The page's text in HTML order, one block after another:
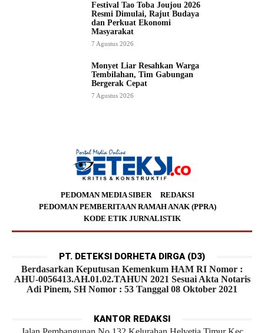
Festival Tao Toba Joujou 2026
Resmi Dimulai, Rajut Budaya
dan Perkuat Ekonomi
Masyarakat
7 Agustus 2026
Monyet Liar Resahkan Warga
Tembilahan, Tim Gabungan
Bergerak Cepat
7 Agustus 2026
PEDOMAN MEDIA SIBER
REDAKSI
PEDOMAN PEMBERITAAN RAMAH ANAK (PPRA)
KODE ETIK JURNALISTIK
PT. DETEKSI DORHETA DIRGA (D3)
Berdasarkan Keputusan Kemenkum HAM RI Nomor :
AHU-0056413.AH.01.02.TAHUN 2021 Sesuai Akta Notaris
Adi Pinem, SH Nomor : 53 Tanggal 08 Oktober 2021
KANTOR REDAKSI